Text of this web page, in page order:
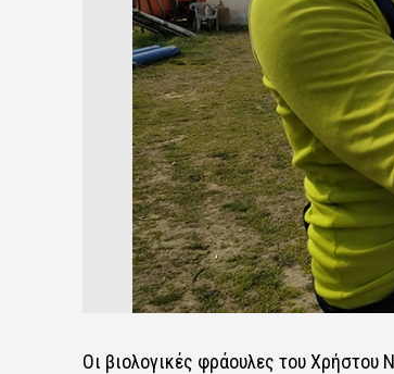
Οι βιολογικές φράουλες του Χρήστου